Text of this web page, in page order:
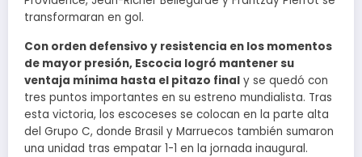
transformaran en gol.
Con orden defensivo y resistencia en los momentos
de mayor presión, Escocia logró mantener su
ventaja mínima hasta el pitazo final y se quedó con
tres puntos importantes en su estreno mundialista. Tras
esta victoria, los escoceses se colocan en la parte alta
del Grupo C, donde Brasil y Marruecos también sumaron
una unidad tras empatar 1-1 en la jornada inaugural.